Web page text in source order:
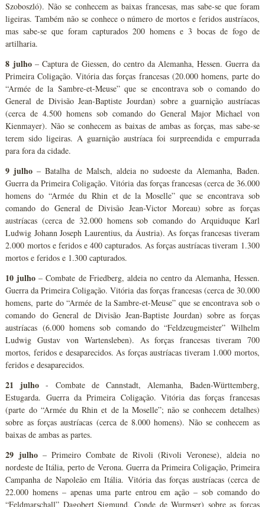
Szoboszló). Não se conhecem as baixas francesas, mas sabe-se que foram
ligeiras. Também não se conhece o número de mortos e feridos austríacos,
mas sabe-se que foram capturados 200 homens e 3 bocas de fogo de
artilharia.
8 julho– Captura de Giessen, do centro da Alemanha, Hessen. Guerra da
Primeira Coligação. Vitória das forças francesas (20.000 homens, parte do
“Armée de la Sambre-et-Meuse” que se encontrava sob o comando do
General de Divisão Jean-Baptiste Jourdan) sobre a guarnição austríacas
(cerca de 4.500 homens sob comando do General Major Michael von
Kienmayer). Não se conhecem as baixas de ambas as forças, mas sabe-se
terem sido ligeiras. A guarnição austríaca foi surpreendida e empurrada
para fora da cidade.
9 julho – Batalha de Malsch, aldeia no sudoeste da Alemanha, Baden.
Guerra da Primeira Coligação. Vitória das forças francesas (cerca de 36.000
homens do “Armée du Rhin et de la Moselle” que se encontrava sob
comando do General de Divisão Jean-Victor Moreau) sobre as forças
austríacas (cerca de 32.000 homens sob comando do Arquiduque Karl
Ludwig Johann Joseph Laurentius, da Áustria). As forças francesas tiveram
2.000 mortos e feridos e 400 capturados. As forças austríacas tiveram 1.300
mortos e feridos e 1.300 capturados.
10 julho – Combate de Friedberg, aldeia no centro da Alemanha, Hessen.
Guerra da Primeira Coligação. Vitória das forças francesas (cerca de 30.000
homens, parte do “Armée de la Sambre-et-Meuse” que se encontrava sob o
comando do General de Divisão Jean-Baptiste Jourdan) sobre as forças
austríacas (6.000 homens sob comando do “Feldzeugmeister” Wilhelm
Ludwig Gustav von Wartensleben). As forças francesas tiveram 700
mortos, feridos e desaparecidos. As forças austríacas tiveram 1.000 mortos,
feridos e desaparecidos.
21 julho - Combate de Cannstadt, Alemanha, Baden-Württemberg,
Estugarda. Guerra da Primeira Coligação. Vitória das forças francesas
(parte do “Armée du Rhin et de la Moselle”; não se conhecem detalhes)
sobre as forças austríacas (cerca de 8.000 homens). Não se conhecem as
baixas de ambas as partes.
29 julho– Primeiro Combate de Rivoli (Rivoli Veronese), aldeia no
nordeste de Itália, perto de Verona. Guerra da Primeira Coligação, Primeira
Campanha de Napoleão em Itália. Vitória das forças austríacas (cerca de
22.000 homens – apenas uma parte entrou em ação – sob comando do
“Feldmarschall” Dagobert Sigmund, Conde de Wurmser) sobre as forças